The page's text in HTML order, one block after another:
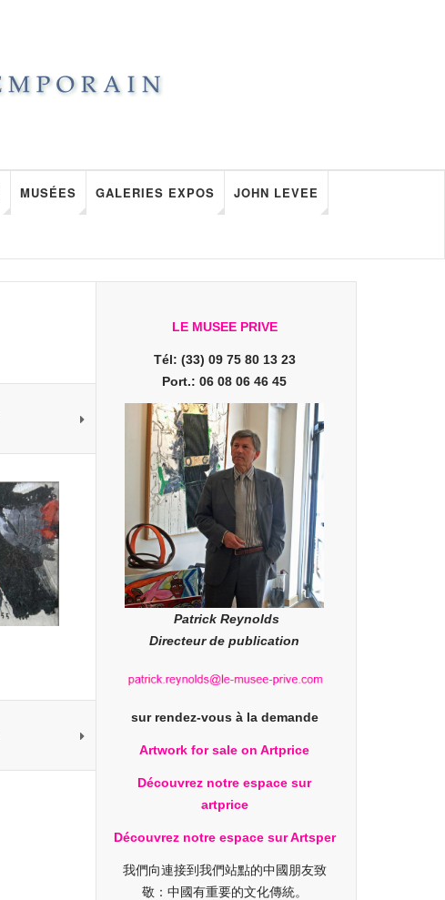
MUSÉES GALERIES EXPOS JOHN LEVEE
LE MUSEE PRIVE
Tél: (33) 09 75 80 13 23
Port.: 06 08 06 46 45
Patrick Reynolds
Directeur de publication
sur rendez-vous à la demande
Artwork for sale on Artprice
Découvrez notre espace sur
artprice
Découvrez notre espace sur Artsper
我們向連接到我們站點的中國朋友致
敬：中國有重要的文化傳統。